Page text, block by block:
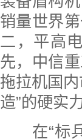
销量世界
二，平高
先，中信
拖拉机国
造”的硬实力
在“标兵